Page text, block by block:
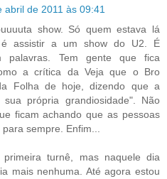
abril de 2011 às 09:41
show. Só quem estava lá
assistir a um show do U2. É
palavras. Tem gente que fica
a crítica da Veja que o Bro
Folha de hoje, dizendo que a
própria grandiosidade". Não
ficam achando que as pessoas
sempre. Enfim...
turnê, mas naquele dia
mais nenhuma. Até agora estou